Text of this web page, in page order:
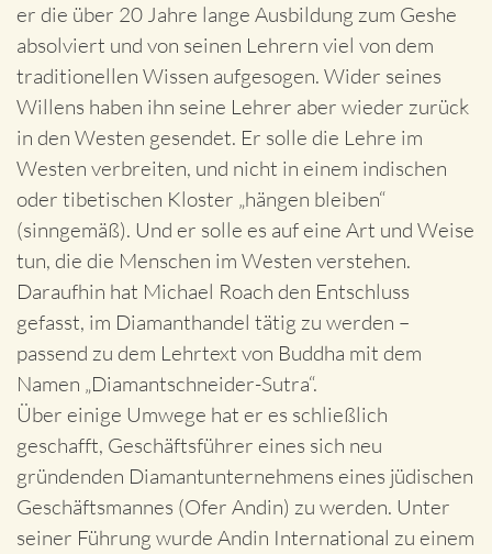
er die über 20 Jahre lange Ausbildung zum Geshe
absolviert und von seinen Lehrern viel von dem
traditionellen Wissen aufgesogen. Wider seines
Willens haben ihn seine Lehrer aber wieder zurück
in den Westen gesendet. Er solle die Lehre im
Westen verbreiten, und nicht in einem indischen
oder tibetischen Kloster „hängen bleiben“
(sinngemäß). Und er solle es auf eine Art und Weise
tun, die die Menschen im Westen verstehen.
Daraufhin hat Michael Roach den Entschluss
gefasst, im Diamanthandel tätig zu werden –
passend zu dem Lehrtext von Buddha mit dem
Namen „Diamantschneider-Sutra“.
Über einige Umwege hat er es schließlich
geschafft, Geschäftsführer eines sich neu
gründenden Diamantunternehmens eines jüdischen
Geschäftsmannes (Ofer Andin) zu werden. Unter
seiner Führung wurde Andin International zu einem